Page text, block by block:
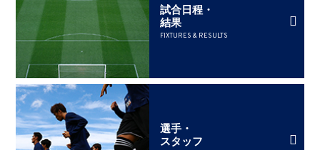
試合日程・
結果
FIXTURES & RESULTS
選手・
スタッフ